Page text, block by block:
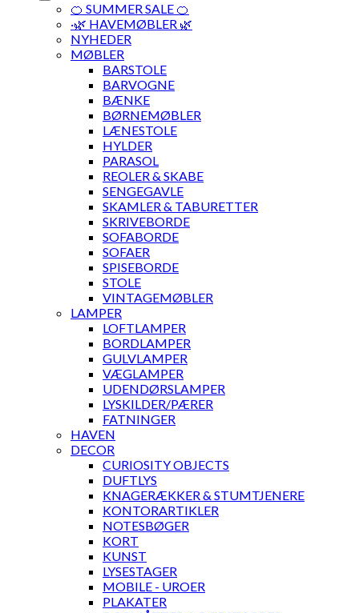
🍊 SUMMER SALE 🍊
·🌿 HAVEMØBLER 🌿
NYHEDER
MØBLER
BARSTOLE
BARVOGNE
BÆNKE
BØRNEMØBLER
LÆNESTOLE
HYLDER
PARASOL
REOLER & SKABE
SENGEGAVLE
SKAMLER & TABURETTER
SKRIVEBORDE
SOFABORDE
SOFAER
SPISEBORDE
STOLE
VINTAGEMØBLER
LAMPER
LOFTLAMPER
BORDLAMPER
GULVLAMPER
VÆGLAMPER
UDENDØRSLAMPER
LYSKILDER/PÆRER
FATNINGER
HAVEN
DECOR
CURIOSITY OBJECTS
DUFTLYS
KNAGERÆKKER & STUMTJENERE
KONTORARTIKLER
NOTESBØGER
KORT
KUNST
LYSESTAGER
MOBILE - UROER
PLAKATER